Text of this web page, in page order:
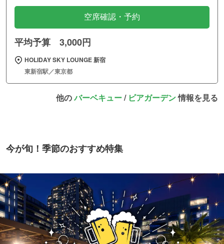
空席確認・予約
平均予算 3,000円
HOLIDAY SKY LOUNGE 新宿
東新宿駅／東京都
他のバーベキュー/ ビアガーデン情報を見る
今が旬！季節のおすすめ特集